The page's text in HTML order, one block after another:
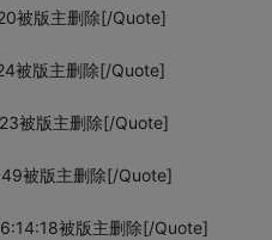
被版主删除[/Quote]
被版主删除[/Quote]
被版主删除[/Quote]
被版主删除[/Quote]
被版主删除[/Quote]